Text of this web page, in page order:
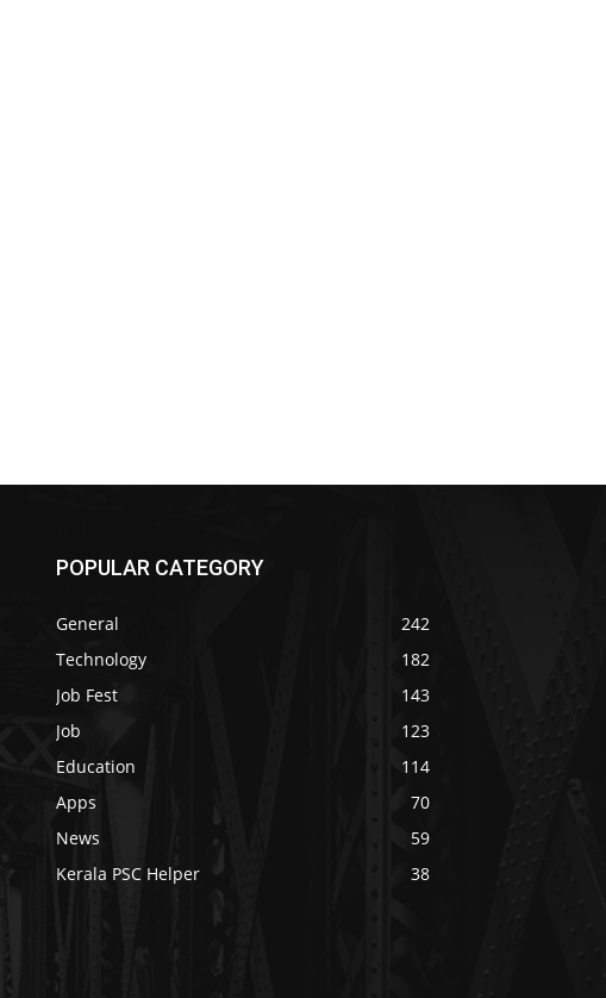
POPULAR CATEGORY
General
242
Technology
182
Job Fest
143
Job
123
Education
114
Apps
70
News
59
Kerala PSC Helper
38